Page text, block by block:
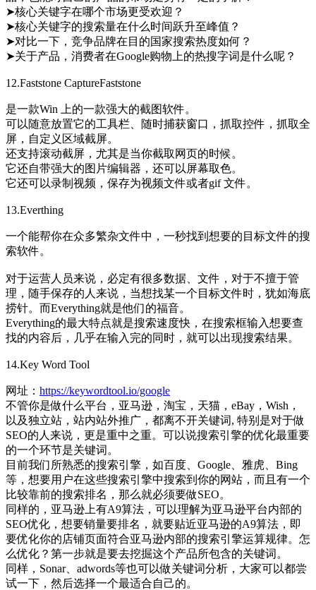
➤核心关键字在哪个市场更受欢迎？
➤核心关键字的搜索量在什么时间跃升至峰值？
➤对比一下，竞争品牌在目的国家搜索热度如何？
➤关于产品，消费者在Google购物上的热搜字词是什么呢？
12.Faststone CaptureFaststone
是一款Win 上的一款强大的截图软件。
可以随意放置它的工具栏、随时捕获窗口，抓取控件，抓取全
屏，自定义区域截屏。
还支持滚动截屏，尤其是当你截取网页的时候。
它还自带强大的图片编辑器，还可以屏幕取色。
它还可以录制视频，保存为视频文件或者gif 文件。
13.Everthing
一个能帮你在众多繁杂文件中，一秒找到想要的目标文件的搜
索软件。
对于运营人员来说，必定有很多数据、文件，对于不擅于管
理，随手保存的人来说，当想找某一个目标文件时，犹如海底
捞针。而Everything就是他们的福音。
Everything的最大特点就是搜索速度快，在搜索框输入想要查
找的内容后，几乎在输入完的同时，就可以出现搜索结果。
14.Key Word Tool
网址： https://keywordtool.io/google
不管你是做什么平台，亚马逊，淘宝，天猫，eBay，Wish，
以及独立站，站内站外推广，都离不开关键词, 特别是对于做
SEO的人来说，更是重中之重。可以说搜索引擎的优化最重要
的一个环节是关键词。
目前我们所熟悉的搜索引擎，如百度、Google、雅虎、Bing
等，想要用户在这些搜索引擎中搜索到你的网站，而且有一个
比较靠前的搜索排名，那么就必须要做SEO。
同样的，亚马逊上有A9算法，可以理解为亚马逊平台内部的
SEO优化，想要销量要排名，就要贴近亚马逊的A9算法，即
要优化你的店铺页面符合亚马逊内部的搜索引擎运算规律。怎
么优化？第一步就是要去挖掘这个产品所包含的关键词。
同样，Sonar、adwords等也可以做关键词分析，大家可以都尝
试一下，然后选择一个最适合自己的。